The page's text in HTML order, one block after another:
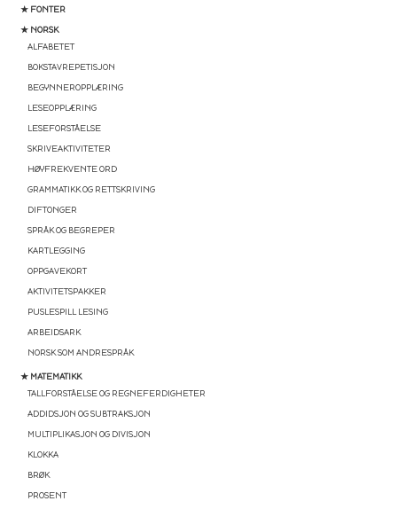
★ FONTER
★ NORSK
ALFABETET
BOKSTAVREPETISJON
BEGYNNEROPPLÆRING
LESEOPPLÆRING
LESEFORSTÅELSE
SKRIVEAKTIVITETER
HØYFREKVENTE ORD
GRAMMATIKK OG RETTSKRIVING
DIFTONGER
SPRÅK OG BEGREPER
KARTLEGGING
OPPGAVEKORT
AKTIVITETSPAKKER
PUSLESPILL LESING
ARBEIDSARK
NORSK SOM ANDRESPRÅK
★ MATEMATIKK
TALLFORSTÅELSE OG REGNEFERDIGHETER
ADDIDSJON OG SUBTRAKSJON
MULTIPLIKASJON OG DIVISJON
KLOKKA
BRØK
PROSENT